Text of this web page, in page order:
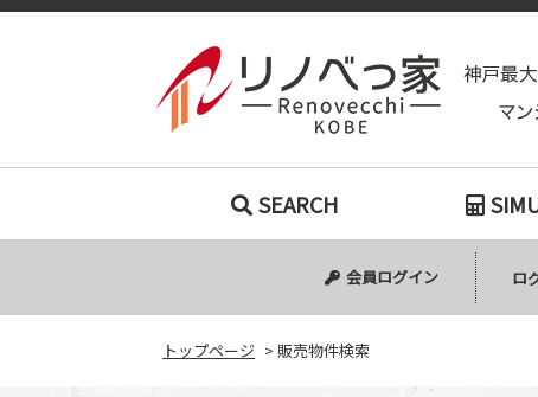
SEARCH
会員ログイン ロ
トップページ > 販売物件検索